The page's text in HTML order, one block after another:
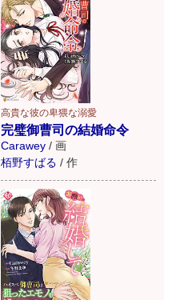
高貴な彼の卑猥な溺愛
完璧御曹司の結婚命令
Carawey / 画
栢野すばる / 作